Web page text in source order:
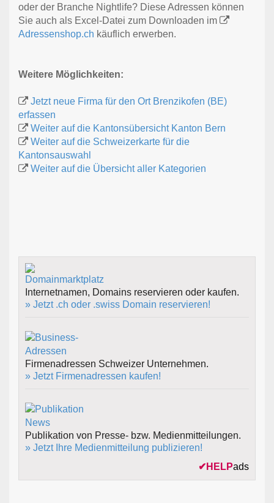
oder der Branche Nightlife? Diese Adressen können
Sie auch als Excel-Datei zum Downloaden im
Adressenshop.ch käuflich erwerben.
Weitere Möglichkeiten:
Jetzt neue Firma für den Ort Brenzikofen (BE)
erfassen
Weiter auf die Kantonsübersicht Kanton Bern
Weiter auf die Schweizerkarte für die
Kantonsauswahl
Weiter auf die Übersicht aller Kategorien
Internetnamen, Domains reservieren oder kaufen.
» Jetzt .ch oder .swiss Domain reservieren!
Firmenadressen Schweizer Unternehmen.
» Jetzt Firmenadressen kaufen!
Publikation von Presse- bzw. Medienmitteilungen.
» Jetzt Ihre Medienmitteilung publizieren!
✔ HELPads